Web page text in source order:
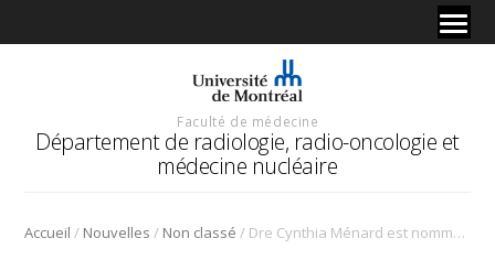
Faculté de médecine
Département de radiologie, radio-oncologie et
médecine nucléaire
Accueil / Nouvelles / Non classé / Dre Cynthia Ménard est nommée directrice adjointe, développement académique du Centre de recherche du CHUM